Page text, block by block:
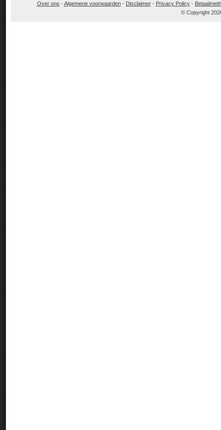
Over ons -Algemene voorwaarden- Disclaimer- Privacy Policy-
© Copyright